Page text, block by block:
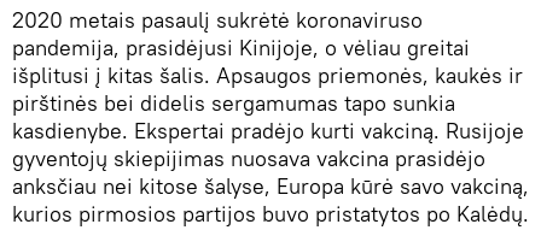
2020 metais pasaulį sukrėtė koronaviruso
pandemija, prasidėjusi Kinijoje, o vėliau greitai
išplitusi į kitas šalis. Apsaugos priemonės, kaukės ir
pirštinės bei didelis sergamumas tapo sunkia
kasdienybe. Ekspertai pradėjo kurti vakciną. Rusijoje
gyventojų skiepijimas nuosava vakcina prasidėjo
anksčiau nei kitose šalyse, Europa kūrė savo vakciną,
kurios pirmosios partijos buvo pristatytos po Kalėdų.